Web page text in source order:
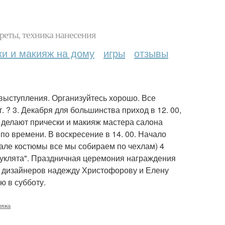
техника нанесения
и макияж на дому игры отзывы
Организуйтесь хорошо. Все
? 3. Декабря для большинства приход в 12. 00,
прически и макияж мастера салона
времени. В воскресение в 14. 00. Начало
костюмы все мы собираем по чехлам) 4
Праздничная церемония награждения
надежду Христофорову и Елену
в субботу.